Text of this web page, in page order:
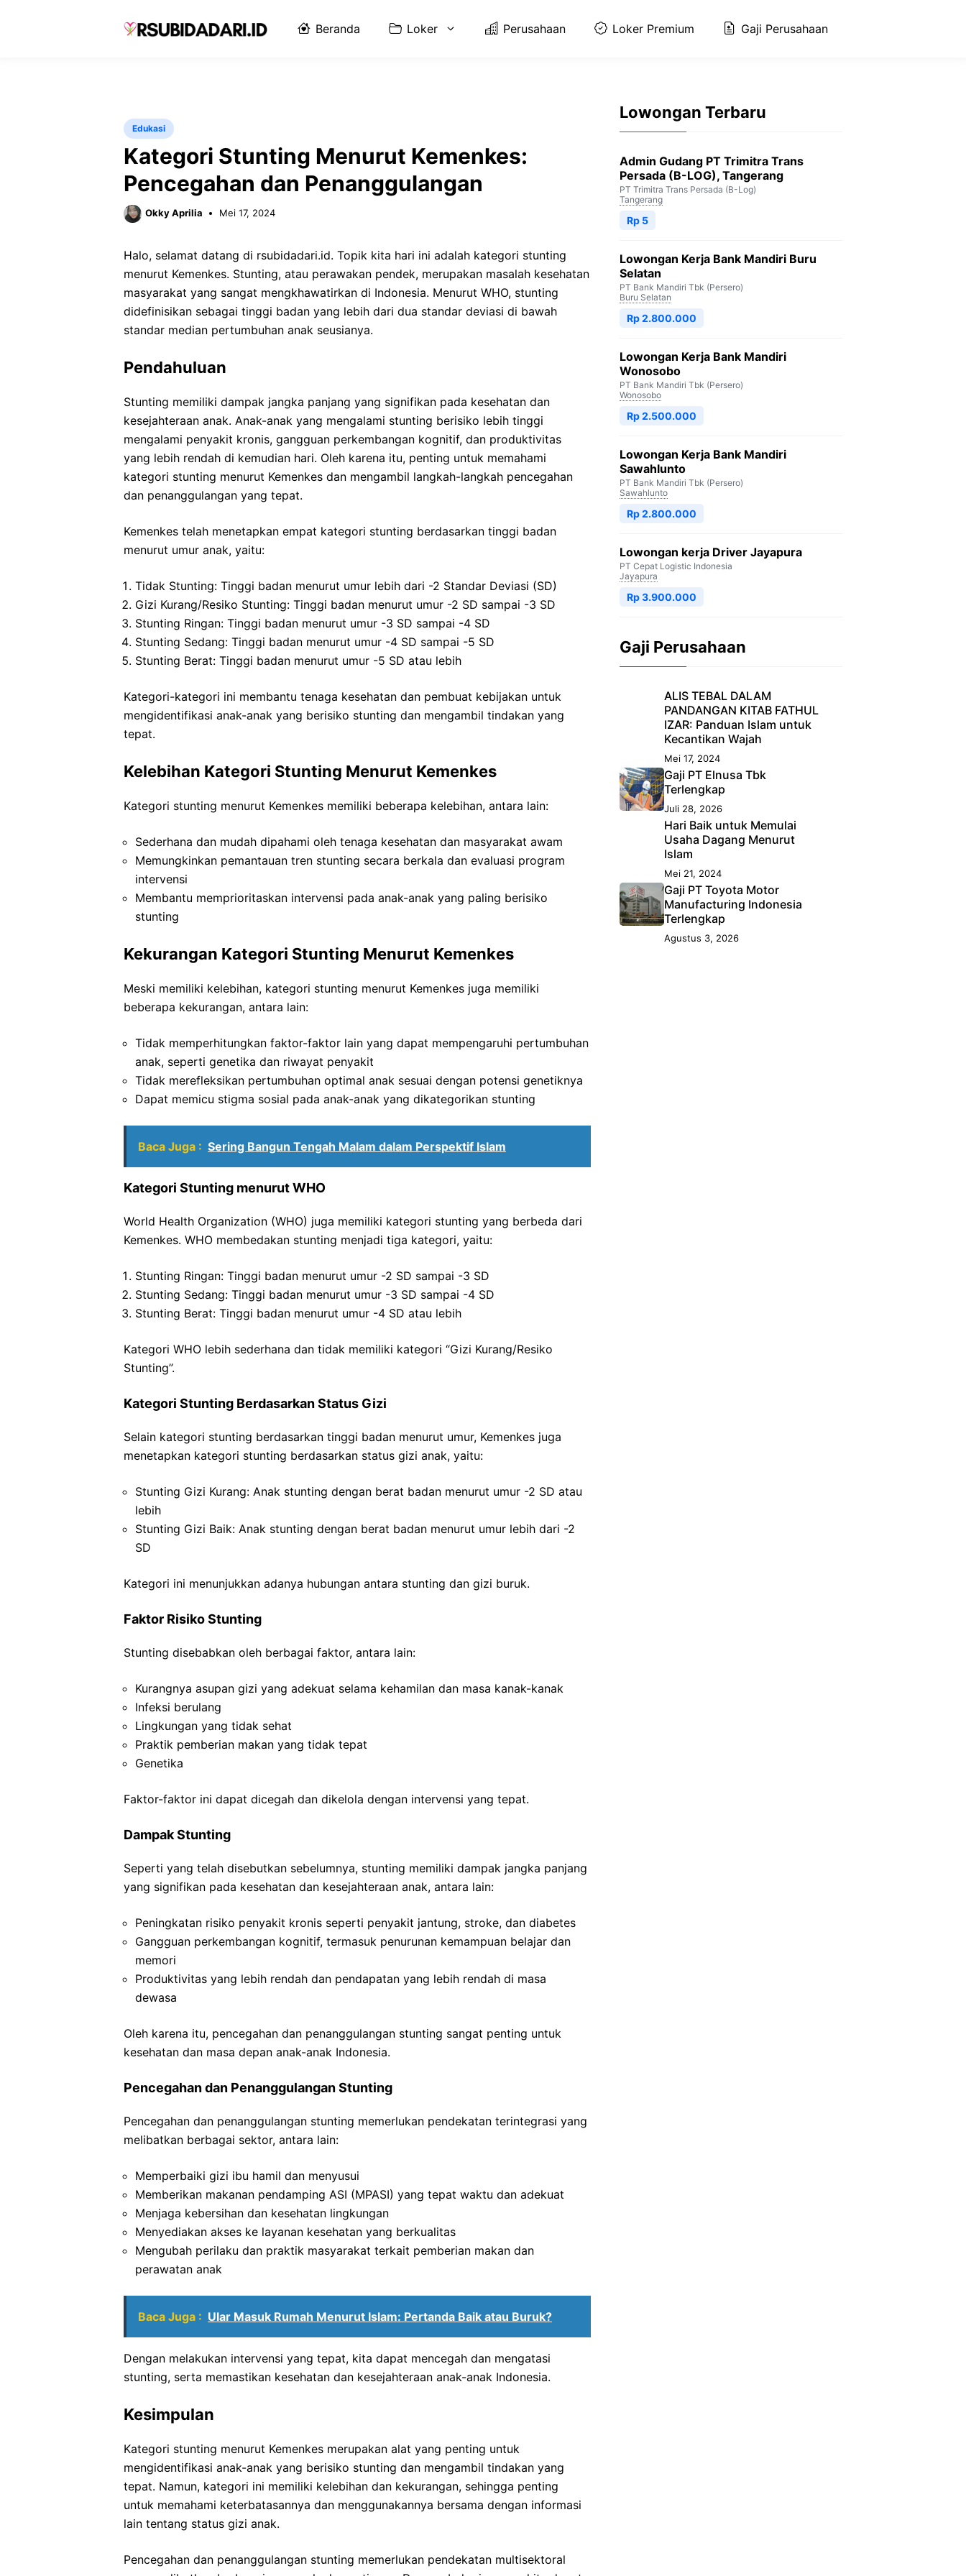
Beranda Loker Perusahaan Loker Premium Gaji Perusahaan
Edukasi
Kategori Stunting Menurut Kemenkes:
Pencegahan dan Penanggulangan
Okky Aprilia Mei 17, 2024
Halo, selamat datang di rsubidadari.id. Topik kita hari ini adalah kategori stunting
menurut Kemenkes. Stunting, atau perawakan pendek, merupakan masalah kesehatan
masyarakat yang sangat mengkhawatirkan di Indonesia. Menurut WHO, stunting
didefinisikan sebagai tinggi badan yang lebih dari dua standar deviasi di bawah
standar median pertumbuhan anak seusianya.
Pendahuluan
Stunting memiliki dampak jangka panjang yang signifikan pada kesehatan dan
kesejahteraan anak. Anak-anak yang mengalami stunting berisiko lebih tinggi
mengalami penyakit kronis, gangguan perkembangan kognitif, dan produktivitas
yang lebih rendah di kemudian hari. Oleh karena itu, penting untuk memahami
kategori stunting menurut Kemenkes dan mengambil langkah-langkah pencegahan
dan penanggulangan yang tepat.
Kemenkes telah menetapkan empat kategori stunting berdasarkan tinggi badan
menurut umur anak, yaitu:
Tidak Stunting: Tinggi badan menurut umur lebih dari -2 Standar Deviasi (SD)
Gizi Kurang/Resiko Stunting: Tinggi badan menurut umur -2 SD sampai -3 SD
Stunting Ringan: Tinggi badan menurut umur -3 SD sampai -4 SD
Stunting Sedang: Tinggi badan menurut umur -4 SD sampai -5 SD
Stunting Berat: Tinggi badan menurut umur -5 SD atau lebih
Kategori-kategori ini membantu tenaga kesehatan dan pembuat kebijakan untuk
mengidentifikasi anak-anak yang berisiko stunting dan mengambil tindakan yang
tepat.
Kelebihan Kategori Stunting Menurut Kemenkes
Kategori stunting menurut Kemenkes memiliki beberapa kelebihan, antara lain:
Sederhana dan mudah dipahami oleh tenaga kesehatan dan masyarakat awam
Memungkinkan pemantauan tren stunting secara berkala dan evaluasi program
intervensi
Membantu memprioritaskan intervensi pada anak-anak yang paling berisiko
stunting
Kekurangan Kategori Stunting Menurut Kemenkes
Meski memiliki kelebihan, kategori stunting menurut Kemenkes juga memiliki
beberapa kekurangan, antara lain:
Tidak memperhitungkan faktor-faktor lain yang dapat mempengaruhi pertumbuhan
anak, seperti genetika dan riwayat penyakit
Tidak merefleksikan pertumbuhan optimal anak sesuai dengan potensi genetiknya
Dapat memicu stigma sosial pada anak-anak yang dikategorikan stunting
Baca Juga : Sering Bangun Tengah Malam dalam Perspektif Islam
Kategori Stunting menurut WHO
World Health Organization (WHO) juga memiliki kategori stunting yang berbeda dari
Kemenkes. WHO membedakan stunting menjadi tiga kategori, yaitu:
Stunting Ringan: Tinggi badan menurut umur -2 SD sampai -3 SD
Stunting Sedang: Tinggi badan menurut umur -3 SD sampai -4 SD
Stunting Berat: Tinggi badan menurut umur -4 SD atau lebih
Kategori WHO lebih sederhana dan tidak memiliki kategori “Gizi Kurang/Resiko
Stunting”.
Kategori Stunting Berdasarkan Status Gizi
Selain kategori stunting berdasarkan tinggi badan menurut umur, Kemenkes juga
menetapkan kategori stunting berdasarkan status gizi anak, yaitu:
Stunting Gizi Kurang: Anak stunting dengan berat badan menurut umur -2 SD atau
lebih
Stunting Gizi Baik: Anak stunting dengan berat badan menurut umur lebih dari -2
SD
Kategori ini menunjukkan adanya hubungan antara stunting dan gizi buruk.
Faktor Risiko Stunting
Stunting disebabkan oleh berbagai faktor, antara lain:
Kurangnya asupan gizi yang adekuat selama kehamilan dan masa kanak-kanak
Infeksi berulang
Lingkungan yang tidak sehat
Praktik pemberian makan yang tidak tepat
Genetika
Faktor-faktor ini dapat dicegah dan dikelola dengan intervensi yang tepat.
Dampak Stunting
Seperti yang telah disebutkan sebelumnya, stunting memiliki dampak jangka panjang
yang signifikan pada kesehatan dan kesejahteraan anak, antara lain:
Peningkatan risiko penyakit kronis seperti penyakit jantung, stroke, dan diabetes
Gangguan perkembangan kognitif, termasuk penurunan kemampuan belajar dan
memori
Produktivitas yang lebih rendah dan pendapatan yang lebih rendah di masa
dewasa
Oleh karena itu, pencegahan dan penanggulangan stunting sangat penting untuk
kesehatan dan masa depan anak-anak Indonesia.
Pencegahan dan Penanggulangan Stunting
Pencegahan dan penanggulangan stunting memerlukan pendekatan terintegrasi yang
melibatkan berbagai sektor, antara lain:
Memperbaiki gizi ibu hamil dan menyusui
Memberikan makanan pendamping ASI (MPASI) yang tepat waktu dan adekuat
Menjaga kebersihan dan kesehatan lingkungan
Menyediakan akses ke layanan kesehatan yang berkualitas
Mengubah perilaku dan praktik masyarakat terkait pemberian makan dan
perawatan anak
Baca Juga : Ular Masuk Rumah Menurut Islam: Pertanda Baik atau Buruk?
Dengan melakukan intervensi yang tepat, kita dapat mencegah dan mengatasi
stunting, serta memastikan kesehatan dan kesejahteraan anak-anak Indonesia.
Kesimpulan
Kategori stunting menurut Kemenkes merupakan alat yang penting untuk
mengidentifikasi anak-anak yang berisiko stunting dan mengambil tindakan yang
tepat. Namun, kategori ini memiliki kelebihan dan kekurangan, sehingga penting
untuk memahami keterbatasannya dan menggunakannya bersama dengan informasi
lain tentang status gizi anak.
Pencegahan dan penanggulangan stunting memerlukan pendekatan multisektoral
Lowongan Terbaru
Admin Gudang PT Trimitra Trans
Persada (B-LOG), Tangerang
PT Trimitra Trans Persada (B-Log)
Tangerang
Rp 5
Lowongan Kerja Bank Mandiri Buru
Selatan
PT Bank Mandiri Tbk (Persero)
Buru Selatan
Rp 2.800.000
Lowongan Kerja Bank Mandiri
Wonosobo
PT Bank Mandiri Tbk (Persero)
Wonosobo
Rp 2.500.000
Lowongan Kerja Bank Mandiri
Sawahlunto
PT Bank Mandiri Tbk (Persero)
Sawahlunto
Rp 2.800.000
Lowongan kerja Driver Jayapura
PT Cepat Logistic Indonesia
Jayapura
Rp 3.900.000
Gaji Perusahaan
ALIS TEBAL DALAM
PANDANGAN KITAB FATHUL
IZAR: Panduan Islam untuk
Kecantikan Wajah
Mei 17, 2024
Gaji PT Elnusa Tbk
Terlengkap
Juli 28, 2026
Hari Baik untuk Memulai
Usaha Dagang Menurut
Islam
Mei 21, 2024
Gaji PT Toyota Motor
Manufacturing Indonesia
Terlengkap
Agustus 3, 2026